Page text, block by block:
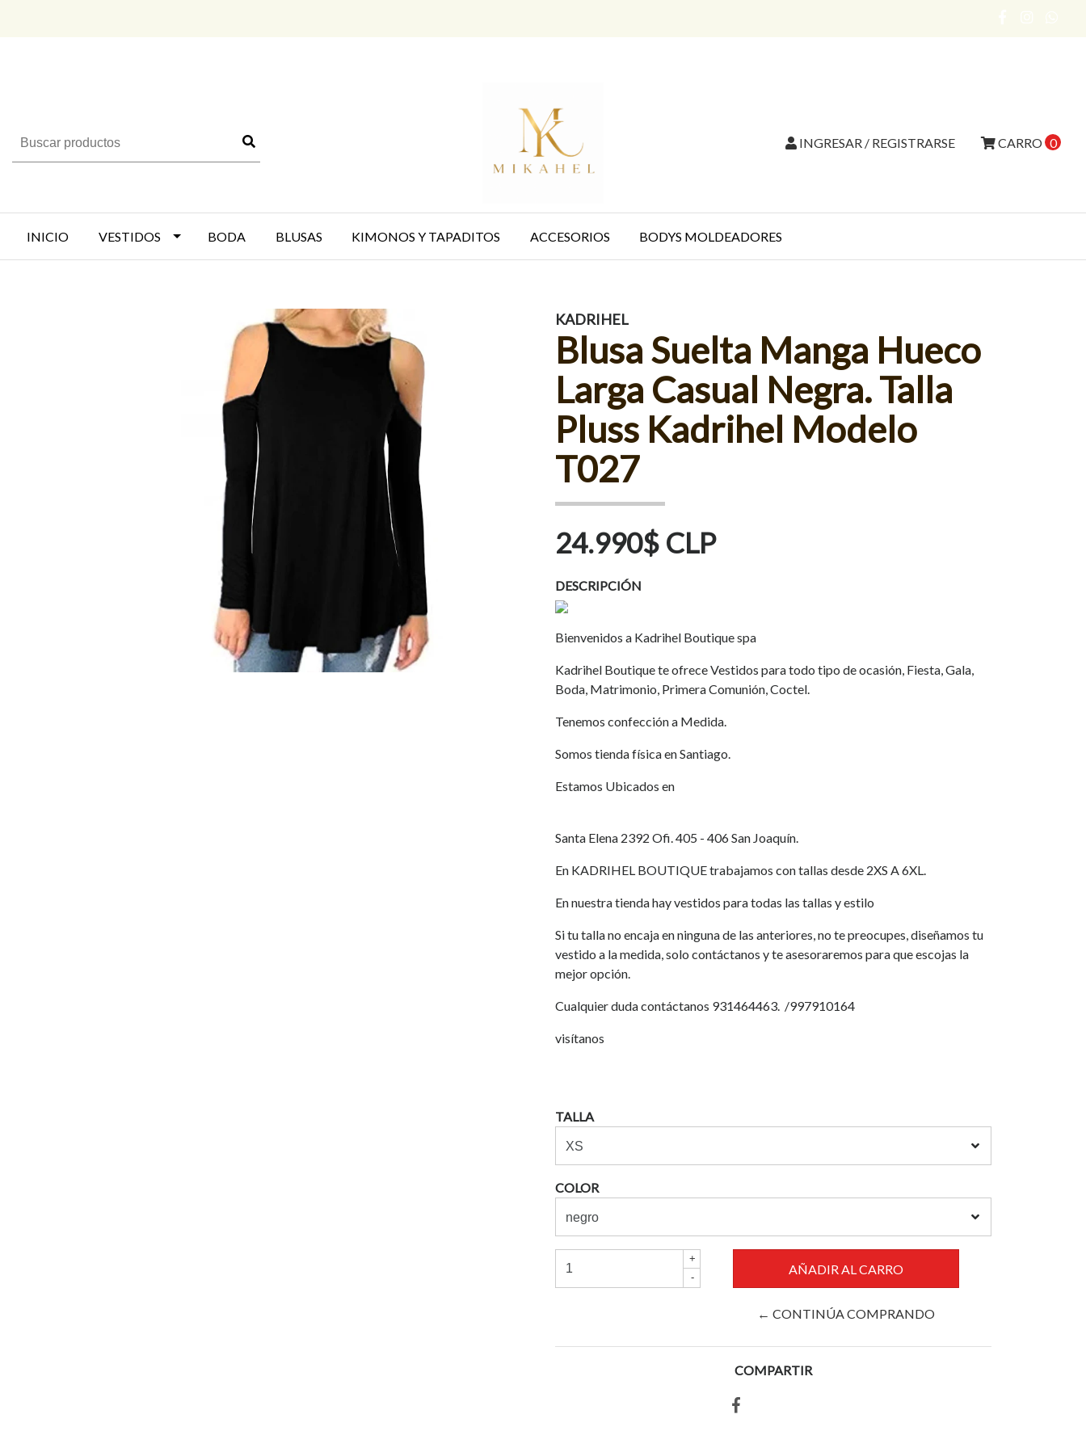
CARRO 0
INGRESAR / REGISTRARSE
INICIO VESTIDOS BODA BLUSAS KIMONOS Y TAPADITOS ACCESORIOS BODYS MOLDEADORES
KADRIHEL
Blusa Suelta Manga Hueco
Larga Casual Negra. Talla
Pluss Kadrihel Modelo
T027
24.990$ CLP
DESCRIPCIÓN
Bienvenidos a Kadrihel Boutique spa
Kadrihel Boutique te ofrece Vestidos para todo tipo de ocasión, Fiesta, Gala,
Boda, Matrimonio, Primera Comunión, Coctel.
Tenemos confección a Medida.
Somos tienda física en Santiago.
Estamos Ubicados en
Santa Elena 2392 Ofi. 405 - 406 San Joaquín.
En KADRIHEL BOUTIQUE trabajamos con tallas desde 2XS A 6XL.
En nuestra tienda hay vestidos para todas las tallas y estilo
Si tu talla no encaja en ninguna de las anteriores, no te preocupes, diseñamos tu
vestido a la medida, solo contáctanos y te asesoraremos para que escojas la
mejor opción.
Cualquier duda contáctanos 931464463. /997910164
visítanos
TALLA
COLOR
+
-
← CONTINÚA COMPRANDO
COMPARTIR